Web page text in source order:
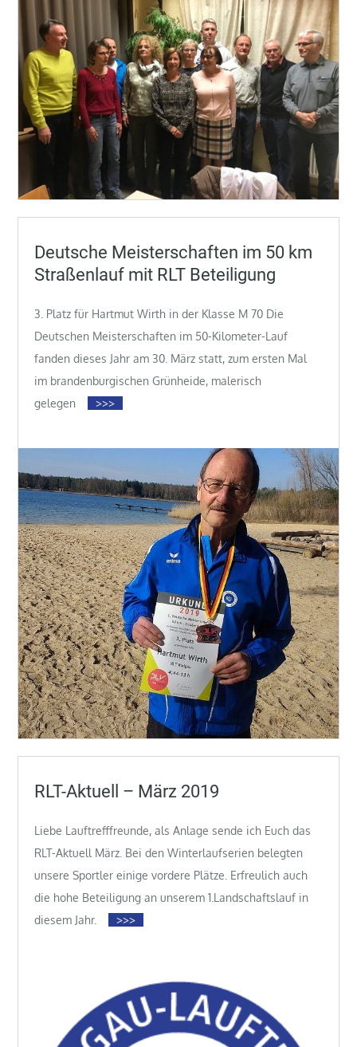
Deutsche Meisterschaften im 50 km
Straßenlauf mit RLT Beteiligung
3. Platz für Hartmut Wirth in der Klasse M 70 Die
Deutschen Meisterschaften im 50-Kilometer-Lauf
fanden dieses Jahr am 30. März statt, zum ersten Mal
im brandenburgischen Grünheide, malerisch
gelegen
>>>
RLT-Aktuell – März 2019
Liebe Lauftrefffreunde, als Anlage sende ich Euch das
RLT-Aktuell März. Bei den Winterlaufserien belegten
unsere Sportler einige vordere Plätze. Erfreulich auch
die hohe Beteiligung an unserem 1.Landschaftslauf in
diesem Jahr.
>>>